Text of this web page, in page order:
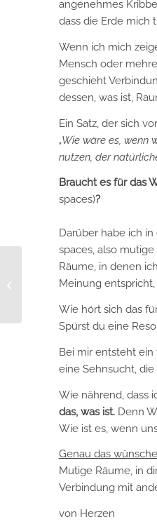
angenehmes
dass die Erde mich
Wenn ich mich
Mensch oder
geschieht
dessen, was ist,
Ein Satz, der sich
„Wie wäre es, wenn
nutzen, der
Braucht es für das
spaces)?
Darüber habe ich
spaces, also
Räume, in denen
Meinung
Wie hört sich das
Spürst du eine
Bei mir entsteht ein
eine Sehnsucht,
Wie nährend, dass
das, was ist.Denn
Wie ist es, wenn
Genau das
Mutige Räume, in
Verbindung mit
von Herzen
Wie freundlich bist du